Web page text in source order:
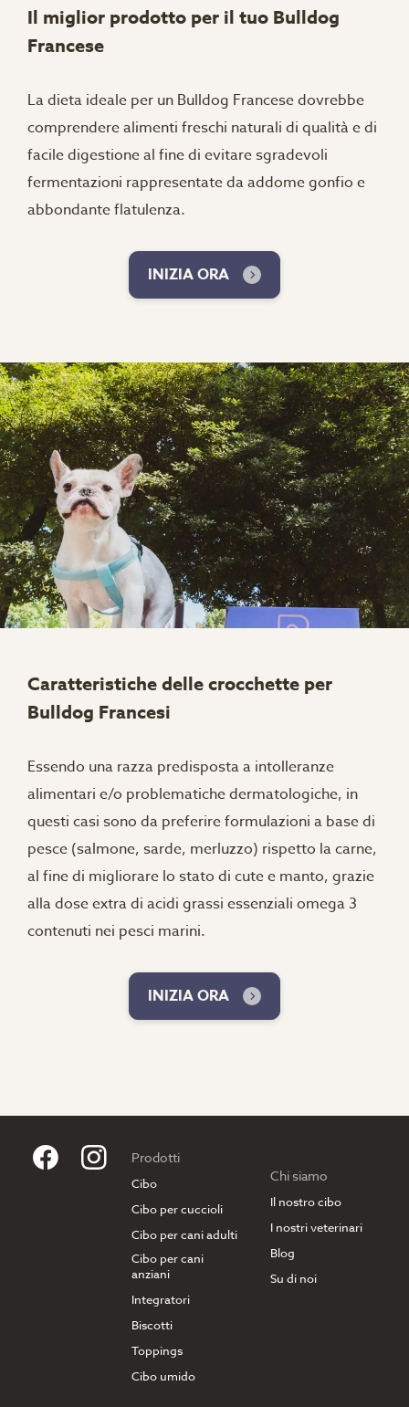
Il miglior prodotto per il tuo Bulldog
Francese
La dieta ideale per un Bulldog Francese dovrebbe
comprendere alimenti freschi naturali di qualità e di
facile digestione al fine di evitare sgradevoli
fermentazioni rappresentate da addome gonfio e
abbondante flatulenza.
INIZIA ORA
Caratteristiche delle crocchette per
Bulldog Francesi
Essendo una razza predisposta a intolleranze
alimentari e/o problematiche dermatologiche, in
questi casi sono da preferire formulazioni a base di
pesce (salmone, sarde, merluzzo) rispetto la carne,
al fine di migliorare lo stato di cute e manto, grazie
alla dose extra di acidi grassi essenziali omega 3
contenuti nei pesci marini.
INIZIA ORA
Prodotti
Cibo
Cibo per cuccioli
Cibo per cani adulti
Cibo per cani
anziani
Integratori
Biscotti
Toppings
Cibo umido
Chi siamo
Il nostro cibo
I nostri veterinari
Blog
Su di noi